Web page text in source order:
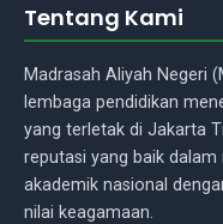
Tentang Kami
Madrasah Aliyah Negeri
lembaga pendidikan
yang terletak di Jakarta
reputasi yang baik
akademik nasional
nilai keagamaan.Asisten